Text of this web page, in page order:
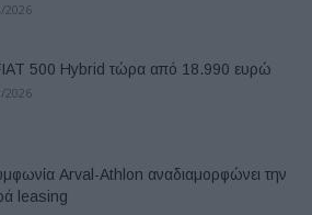
2026
500 Hybrid τώρα από 18.990 ευρώ
2026
Arval-Athlon αναδιαμορφώνει την
leasing